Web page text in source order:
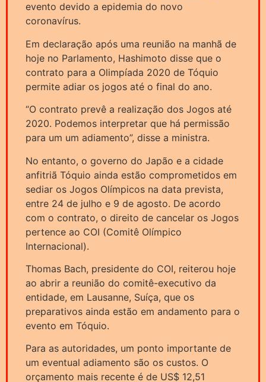
evento devido a epidemia do novo
coronavírus.
Em declaração após uma reunião na manhã de
hoje no Parlamento, Hashimoto disse que o
contrato para a Olimpíada 2020 de Tóquio
permite adiar os jogos até o final do ano.
“O contrato prevê a realização dos Jogos até
2020. Podemos interpretar que há permissão
para um um adiamento”, disse a ministra.
No entanto, o governo do Japão e a cidade
anfitriã Tóquio ainda estão comprometidos em
sediar os Jogos Olímpicos na data prevista,
entre 24 de julho e 9 de agosto. De acordo
com o contrato, o direito de cancelar os Jogos
pertence ao COI (Comitê Olímpico
Internacional).
Thomas Bach, presidente do COI, reiterou hoje
ao abrir a reunião do comitê-executivo da
entidade, em Lausanne, Suíça, que os
preparativos ainda estão em andamento para o
evento em Tóquio.
Para as autoridades, um ponto importante de
um eventual adiamento são os custos. O
orçamento mais recente é de US$ 12,51